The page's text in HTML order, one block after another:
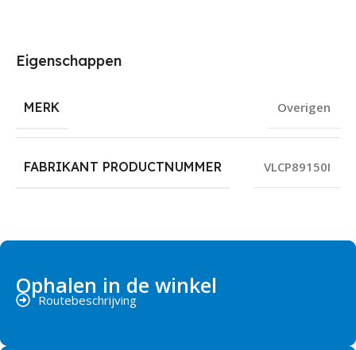
Eigenschappen
MERK Overigen
FABRIKANT PRODUCTNUMMER VLCP89150I
Ophalen in de winkel
Routebeschrijving